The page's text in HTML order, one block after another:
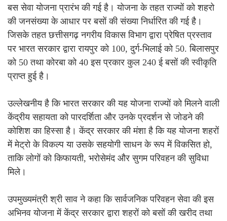
बस सेवा योजना प्रारंभ की गई है। योजना के तहत राज्यों को शहरो
की जनसंख्या के आधार पर बसों की संख्या निर्धारित की गई है।
जिसके तहत छत्तीसगढ़ नगरीय विकास विभाग द्वारा प्रेषित प्रस्ताव
पर भारत सरकार द्वारा रायपुर को 100, दुर्ग-भिलाई को 50. बिलासपुर
को 50 तथा कोरबा को 40 इस प्रकार कुल 240 ई बसों की स्वीकृति
प्राप्त हुई है।
उल्लेखनीय है कि भारत सरकार की यह योजना राज्यों को मिलने वाली
केंद्रीय सहायता को पारदर्शिता और उनके प्रदर्शन से जोडने की
कोशिश का हिस्सा है। केंद्र सरकार की मंशा है कि यह योजना शहरों
में मेट्रो के विकल्प या उसके सहयोगी साधन के रूप में विकसित हो,
ताकि लोगों को किफायती, भरोसेमंद और सुगम परिवहन की सुविधा
मिले।
उपमुख्यमंत्री श्री साव ने कहा कि सार्वजनिक परिवहन सेवा की इस
अभिनव योजना में केंद्र सरकार द्वारा शहरों को बसों की खरीद तथा